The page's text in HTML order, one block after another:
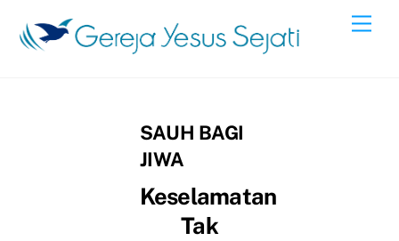
content
SAUH BAGI
JIWA
Keselamatan
Tak